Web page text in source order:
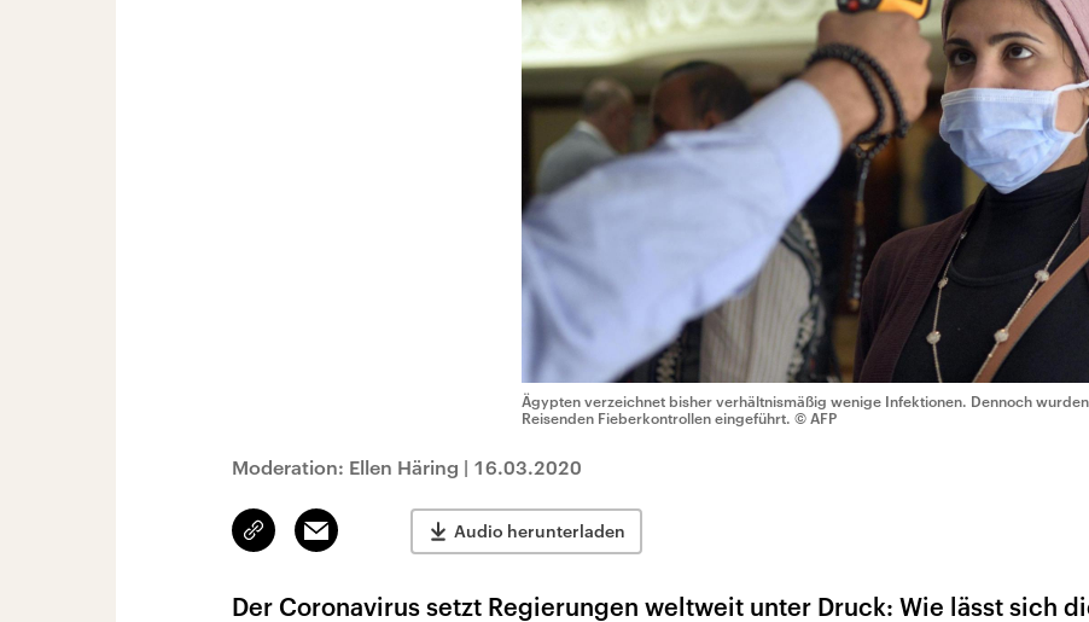
Ägypten verzeichnet bisher verhältnismäßig wenige Infektionen. Dennoch
Reisenden Fieberkontrollen eingeführt. © AFP
Moderation: Ellen Häring | 16.03.2020
Link
kopieren/teilen
Email Audio herunterladen
Der Coronavirus setzt Regierungen weltweit unter Druck: Wie lässt sich